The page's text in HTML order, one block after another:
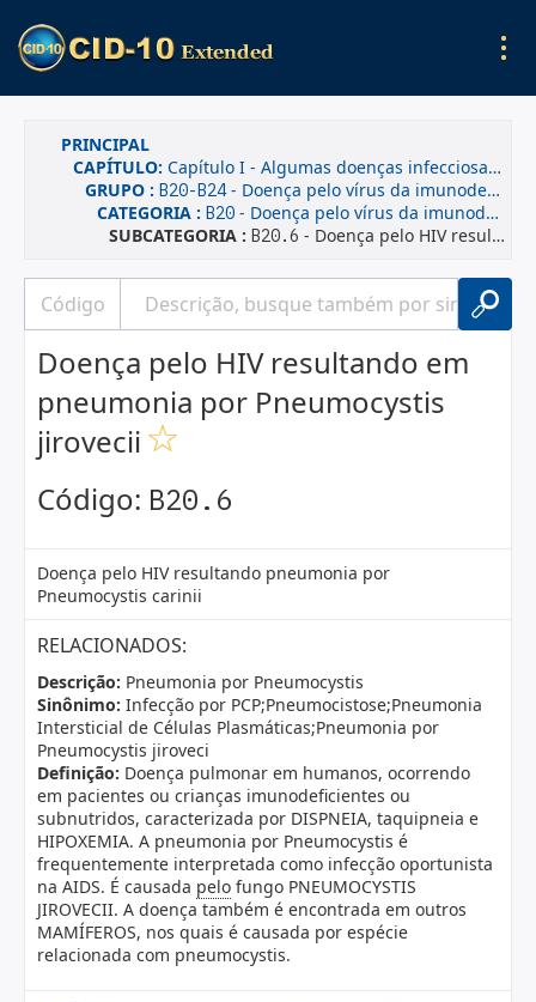
PRINCIPAL
CAPÍTULO: Capítulo I - Algumas doenças infecciosas e parasitárias
GRUPO : B20-B24- Doença pelo vírus da imunodeficiência humana [HIV]
CATEGORIA : B20 - Doença pelo vírus da imunodeficiência humana [HIV], resultando em doenças infecciosas e parasitárias
SUBCATEGORIA : B20.6 - Doença pelo HIV resultando em pneumonia por Pneumocystis jirovecii
Doença pelo HIV resultando em
pneumonia por Pneumocystis
jirovecii
Código: B20.6
Doença pelo HIV resultando pneumonia por
Pneumocystis carinii
RELACIONADOS:
Descrição: Pneumonia por Pneumocystis
Sinônimo: Infecção por PCP;Pneumocistose;Pneumonia
Intersticial de Células Plasmáticas;Pneumonia por
Pneumocystis jiroveci
Definição: Doença pulmonar em humanos, ocorrendo
em pacientes ou crianças imunodeficientes ou
subnutridos, caracterizada por DISPNEIA, taquipneia e
HIPOXEMIA. A pneumonia por Pneumocystis é
frequentemente interpretada como infecção oportunista
na AIDS. É causada pelo fungo PNEUMOCYSTIS
JIROVECII. A doença também é encontrada em outros
MAMÍFEROS, nos quais é causada por espécie
relacionada com pneumocystis.